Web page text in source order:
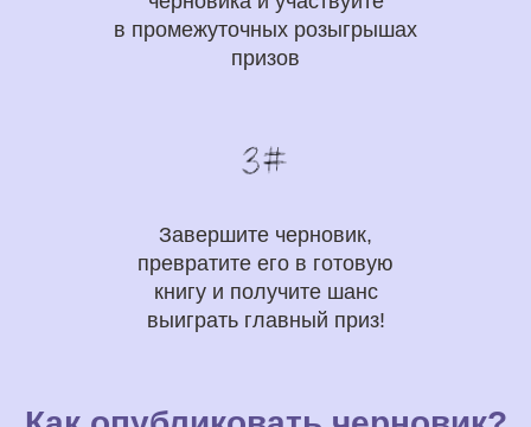
в промежуточных розыгрышах
призов
Завершите черновик,
превратите его в готовую
книгу и получите шанс
выиграть главный приз!